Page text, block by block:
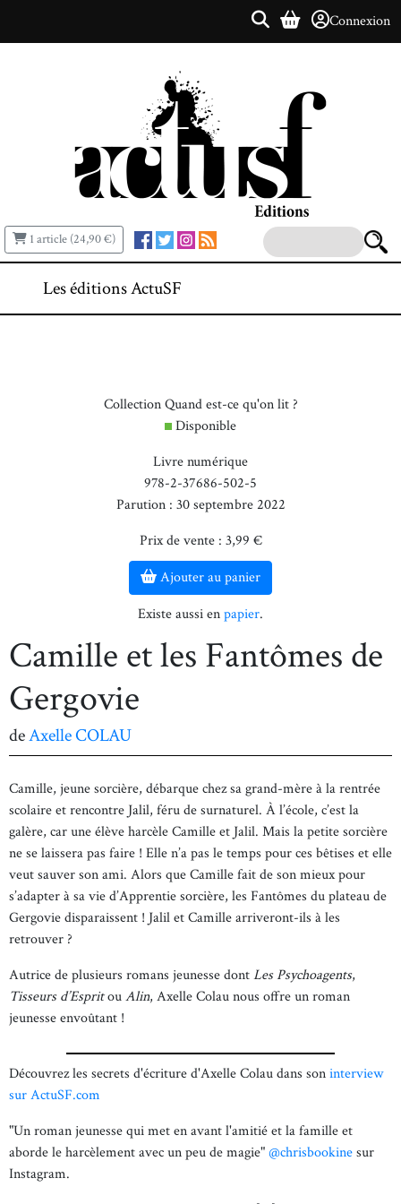
Connexion
1 article (24,90 €)
Les éditions ActuSF
Collection Quand est-ce qu'on lit ?
Disponible
Livre numérique
978-2-37686-502-5
Parution : 30 septembre 2022
Prix de vente : 3,99 €
Ajouter au panier
Existe aussi enpapier.
Camille et les Fantômes de
Gergovie
deAxelle COLAU
Camille, jeune sorcière, débarque chez sa grand-mère à la rentrée
scolaire et rencontre Jalil, féru de surnaturel. À l’école, c’est la
galère, car une élève harcèle Camille et Jalil. Mais la petite sorcière
ne se laissera pas faire ! Elle n’a pas le temps pour ces bêtises et elle
veut sauver son ami. Alors que Camille fait de son mieux pour
s’adapter à sa vie d’Apprentie sorcière, les Fantômes du plateau de
Gergovie disparaissent ! Jalil et Camille arriveront-ils à les
retrouver ?
Autrice de plusieurs romans jeunesse dontLes Psychoagents,
Tisseurs d’EspritouAlin, Axelle Colau nous offre un roman
jeunesse envoûtant !
Découvrez les secrets d'écriture d'Axelle Colau dans soninterview
sur ActuSF.com
"Un roman jeunesse qui met en avant l'amitié et la famille et
aborde le harcèlement avec un peu de magie"@chrisbookinesur
Instagram.